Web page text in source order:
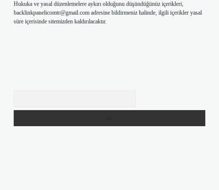
Hukuka ve yasal düzenlemelere aykırı olduğunu düşündüğünüz içerikleri,
backlinkpanelicomtr@gmail.com adresine bildirmeniz halinde, ilgili içerikler yasal
süre içerisinde sitemizden kaldırılacaktır.